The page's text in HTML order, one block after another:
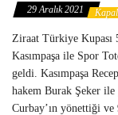
29 Aralık 2021
Ziraat Türkiye Kupası
Kasımpaşa ile Spor
geldi. Kasımpaşa
hakem Burak Şeker
Curbay’ın yönettiği ve